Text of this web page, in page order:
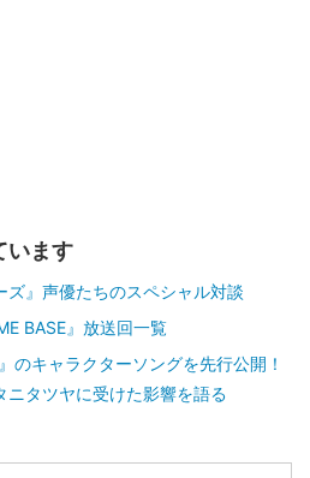
います
ズ』声優たちのスペシャル対談
BASE』放送回一覧
のキャラクターソングを先行公開！
タツヤに受けた影響を語る